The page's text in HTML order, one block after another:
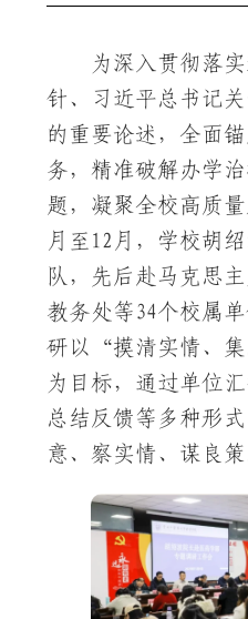
为深入贯彻落
针、习近平总书记
的重要论述，全面
务，精准破解办学
题，凝聚全校高质
月至12月，学校胡
队，先后赴马克思
教务处等34个校属
研以“摸清实情、
为目标，通过单位
总结反馈等多种形
意、察实情、谋良策